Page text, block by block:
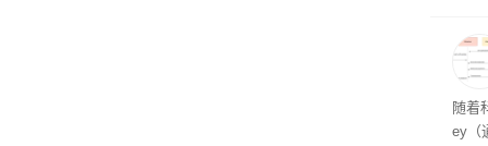
州
家
这一
（
户
随着
ey（